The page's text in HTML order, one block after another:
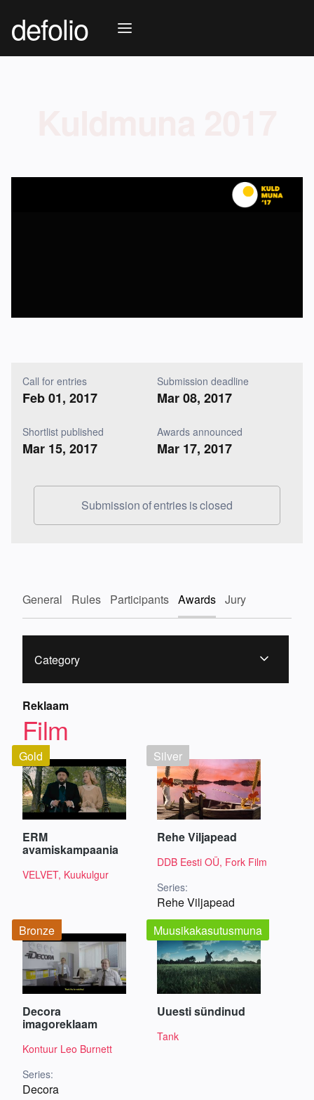
defolio
Call for entries
Feb 01, 2017
Submission deadline
Mar 08, 2017
Shortlist published
Mar 15, 2017
Awards announced
Mar 17, 2017
Submission of entries is closed
General Rules Participants Awards Jury
Category
Reklaam
Film
ERM
avamiskampaania
VELVET, Kuukulgur
Gold
Rehe Viljapead
DDB Eesti OÜ, Fork Film
Series:
Rehe Viljapead
Silver
Decora
imagoreklaam
Kontuur Leo Burnett
Series:
Decora
Bronze
Uuesti sündinud
Tank
Muusikakasutusmuna